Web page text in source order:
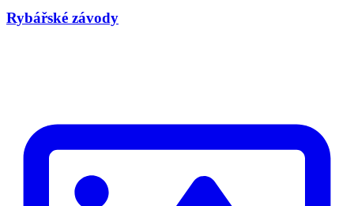
Rybářské závody